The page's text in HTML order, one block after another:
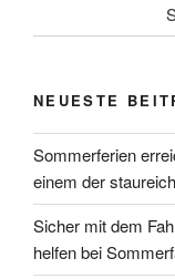
NEUESTE
Sommerferien
einem der
Sicher mit dem
helfen bei